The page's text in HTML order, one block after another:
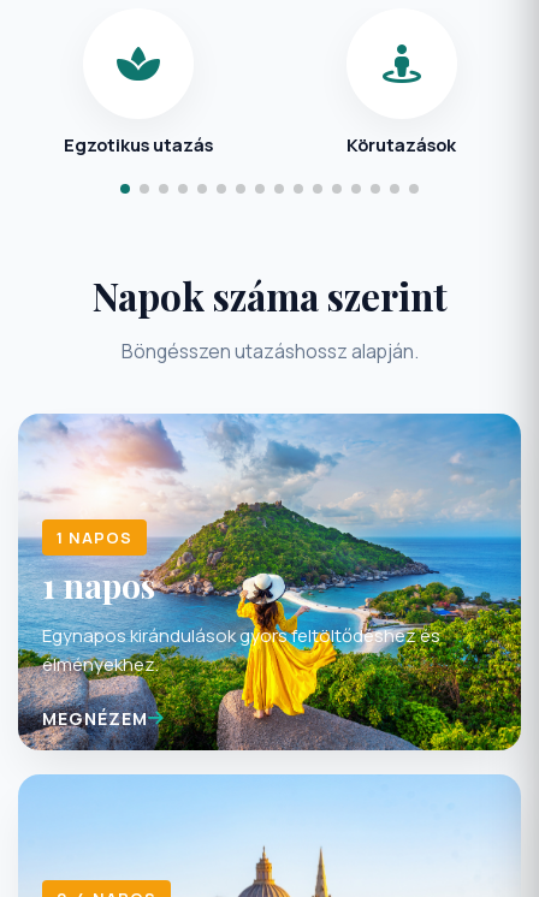
Napok száma szerint
1 NAPOS
1 napos
Egynapos kirándulások gyors feltöltődéshez és
élményekhez.
MEGNÉZEM
2-4 NAPOS